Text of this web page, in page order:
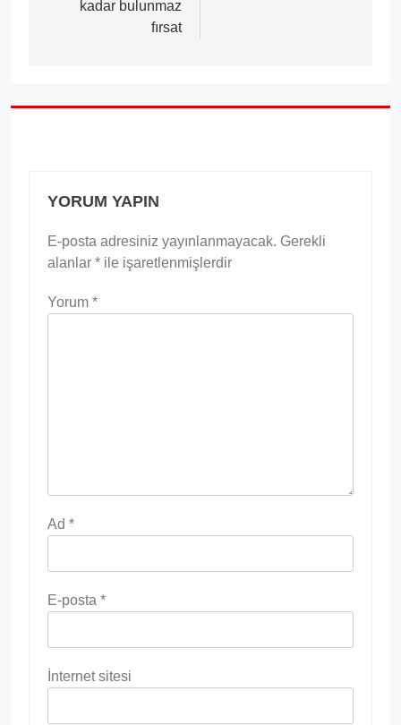
kadar bulunmaz
fırsat
YORUM YAPIN
E-posta adresiniz yayınlanmayacak. Gerekli
alanlar * ile işaretlenmişlerdir
Yorum *
Ad *
E-posta *
İnternet sitesi